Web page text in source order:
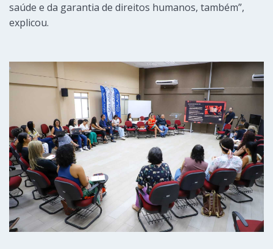
saúde e da garantia de direitos humanos, também”,
explicou.